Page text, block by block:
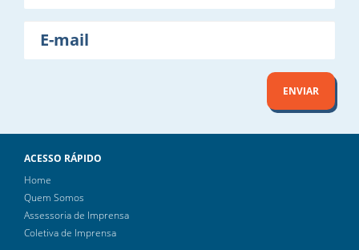
mail
ENVIAR
ACESSO RÁPIDO
Home
Quem Somos
Assessoria de Imprensa
Coletiva de Imprensa